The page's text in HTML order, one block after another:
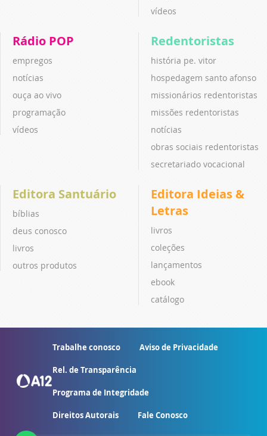
vídeos
Rádio POP
empregos
notícias
ouça ao vivo
programação
vídeos
Redentoristas
história pe. vitor
hospedagem santo afonso
missionários redentoristas
missões redentoristas
notícias
obras sociais redentoristas
secretariado vocacional
Editora Santuário
bíblias
deus conosco
livros
outros produtos
Editora Ideias &
Letras
livros
coleções
lançamentos
ebook
catálogo
Trabalhe conosco Aviso de Privacidade
Rel. de Transparência
Programa de Integridade
Direitos Autorais Fale Conosco